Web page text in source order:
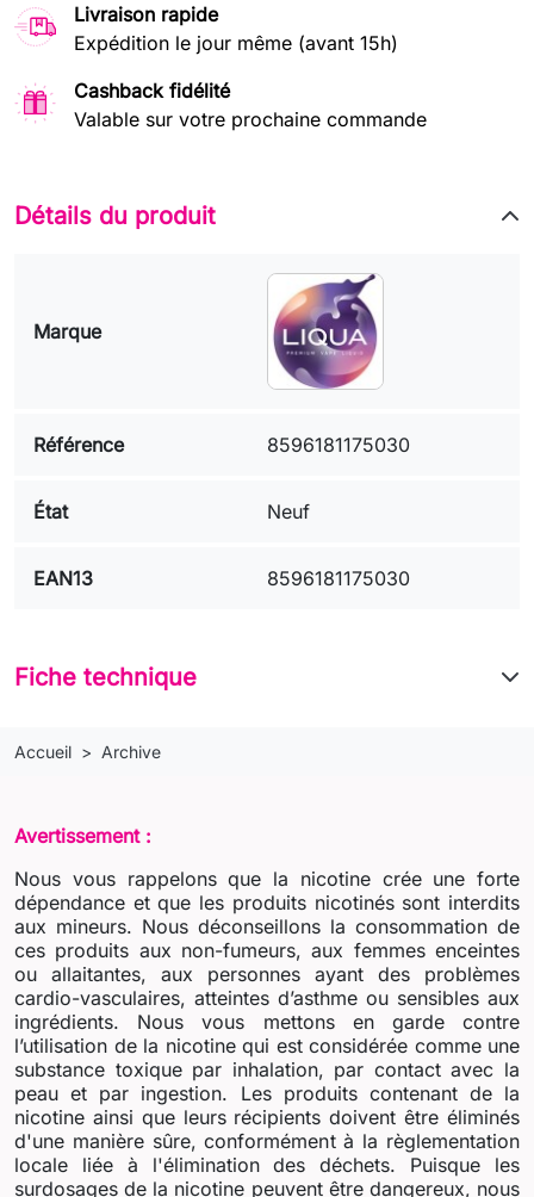
Livraison rapide
Expédition le jour même (avant 15h)
Cashback fidélité
Valable sur votre prochaine commande
Détails du produit
Marque
Référence 8596181175030
État Neuf
EAN13 8596181175030
Fiche technique
Accueil Archive
Avertissement :
Nous vous rappelons que la nicotine crée une forte
dépendance et que les produits nicotinés sont interdits
aux mineurs. Nous déconseillons la consommation de
ces produits aux non-fumeurs, aux femmes enceintes
ou allaitantes, aux personnes ayant des problèmes
cardio-vasculaires, atteintes d’asthme ou sensibles aux
ingrédients. Nous vous mettons en garde contre
l’utilisation de la nicotine qui est considérée comme une
substance toxique par inhalation, par contact avec la
peau et par ingestion. Les produits contenant de la
nicotine ainsi que leurs récipients doivent être éliminés
d'une manière sûre, conformément à la règlementation
locale liée à l'élimination des déchets. Puisque les
surdosages de la nicotine peuvent être dangereux, nous